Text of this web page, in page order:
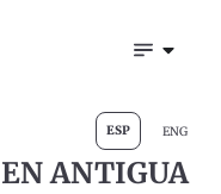
ESP ENG
ANTIGUA